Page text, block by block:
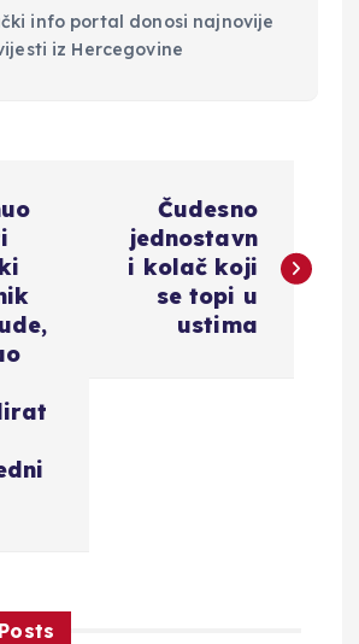
info portal donosi najnovije
iz Hercegovine
Čudesno
jednostavn
i kolač koji
se topi u
ustima